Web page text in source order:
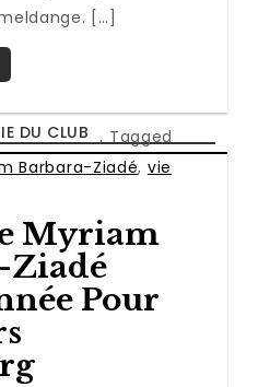
[…]
,
DU CLUB
Tagged
Barbara-Ziadé, vie
Myriam
Ziadé
Pour